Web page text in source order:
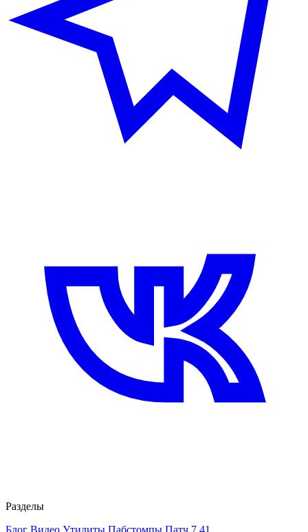
Разделы
Блог Видео Утилиты Пабстомпы Патч 7.41